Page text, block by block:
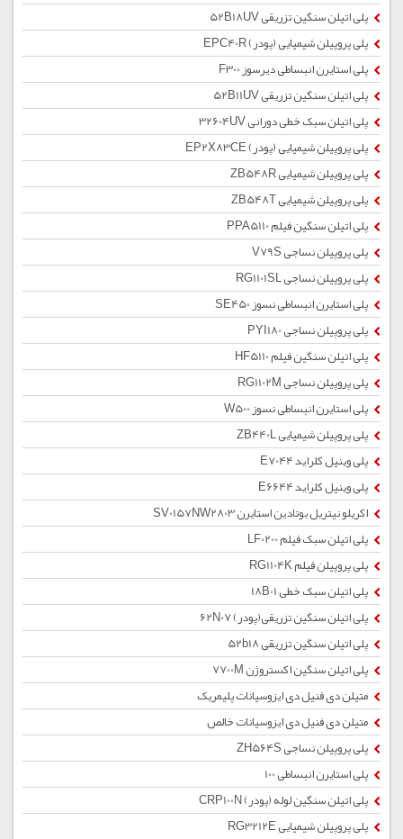
پلی اتیلن سنگین تزریقی 52B18UV
پلی پروپیلن شیمیایی (پودر) EPC40R
پلی استایرن انبساطی دیرسوز F300
پلی اتیلن سنگین تزریقی 52B11UV
پلی اتیلن سبک خطی دورانی 32604UV
پلی پروپیلن شیمیایی (پودر) EP2X83CE
پلی پروپیلن شیمیایی ZB548R
پلی پروپیلن شیمیایی ZB548T
پلی اتیلن سنگین فیلم PPA5110
پلی پروپیلن نساجی V79S
پلی پروپیلن نساجی RG1101SL
پلی استایرن انبساطی نسوز SE450
پلی پروپیلن نساجی PYI180
پلی اتیلن سنگین فیلم HF5110
پلی پروپیلن نساجی RG1102M
پلی استایرن انبساطی نسوز W500
پلی پروپیلن شیمیایی ZB440L
پلی وینیل کلراید E7044
پلی وینیل کلراید E6644
اکریلو نیتریل بوتادین استایرن SV0157NW2803
پلی اتیلن سبک فیلم LF0200
پلی پروپیلن فیلم RG1104K
پلی اتیلن سبک خطی 18B01
پلی اتیلن سنگین تزریقی(پودر) 62N07
پلی اتیلن سنگین تزریقی 52b18
پلی اتیلن سنگین اکستروژن 7700M
متیلن دی فنیل دی ایزوسیانات پلیمریک
متیلن دی فنیل دی ایزوسیانات خالص
پلی پروپیلن نساجی ZH564S
پلی استایرن انبساطی 100
پلی اتیلن سنگین لوله (پودر) CRP100N
پلی پروپیلن شیمیایی RG3212E